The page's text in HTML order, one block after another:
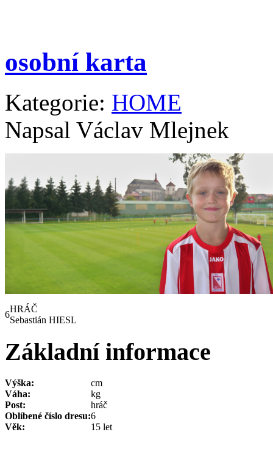
osobní karta
Kategorie: HOME
Napsal Václav Mlejnek
6
HRÁČ
Sebastián HIESL
Základní informace
Výška:
cm
Váha:
kg
Post:
hráč
Oblíbené číslo dresu:6
Věk:
15 let